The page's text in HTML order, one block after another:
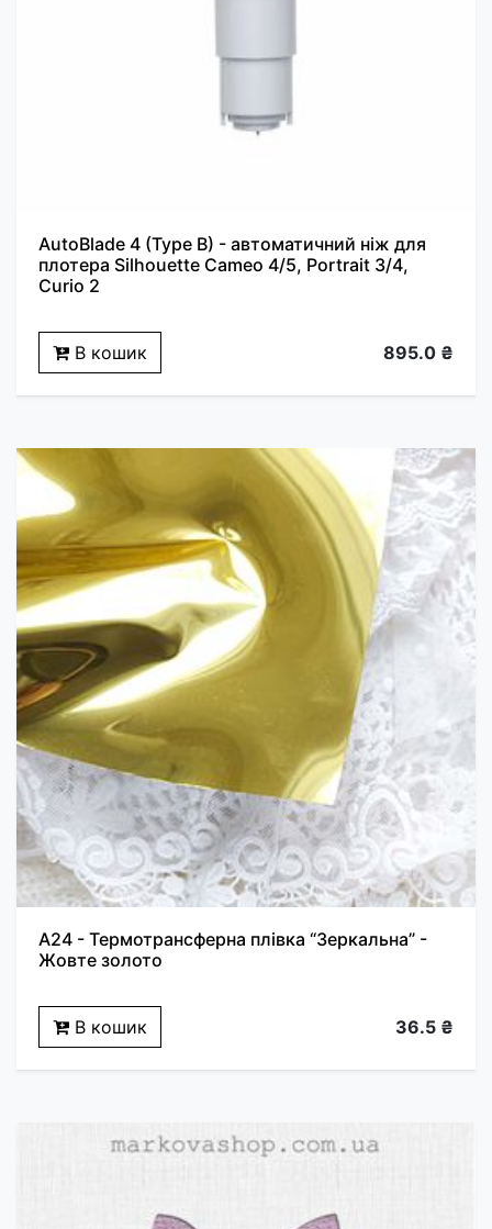
AutoBlade 4 (Type B) - автоматичний ніж для
плотера Silhouette Cameo 4/5, Portrait 3/4,
Curio 2
В кошик 895.0 ₴
A24 - Термотрансферна плівка “Зеркальна” -
Жовте золото
В кошик 36.5 ₴